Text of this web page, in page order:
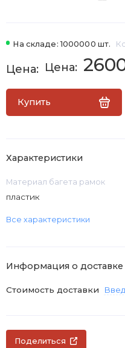
На складе: 1000000 шт.
Купить
Характеристики
Материал багета рамок
пластик
Все характеристики
Информация о доставке
Стоимость доставки
Поделиться